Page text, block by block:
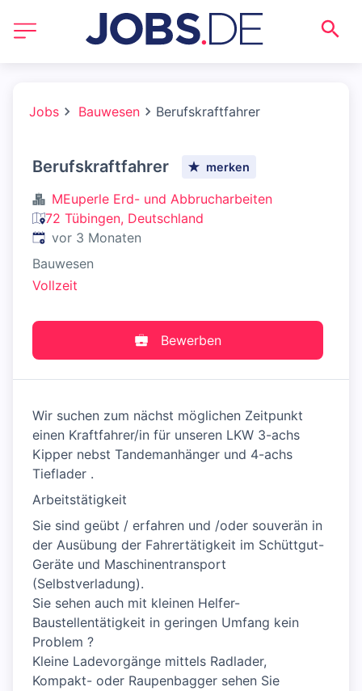
Jobs Bauwesen Berufskraftfahrer
Berufskraftfahrer merken
MEuperle Erd- und Abbrucharbeiten
72 Tübingen, Deutschland
Veröffentlicht:
vor 3 Monaten
Bauwesen
Vollzeit
Bewerben
Wir suchen zum nächst möglichen Zeitpunkt
einen Kraftfahrer/in für unseren LKW 3-achs
Kipper nebst Tandemanhänger und 4-achs
Tieflader .
Arbeitstätigkeit
Sie sind geübt / erfahren und /oder souverän in
der Ausübung der Fahrertätigkeit im Schüttgut-
Geräte und Maschinentransport
(Selbstverladung).
Sie sehen auch mit kleinen Helfer-
Baustellentätigkeit in geringen Umfang kein
Problem ?
Kleine Ladevorgänge mittels Radlader,
Kompakt- oder Raupenbagger sehen Sie